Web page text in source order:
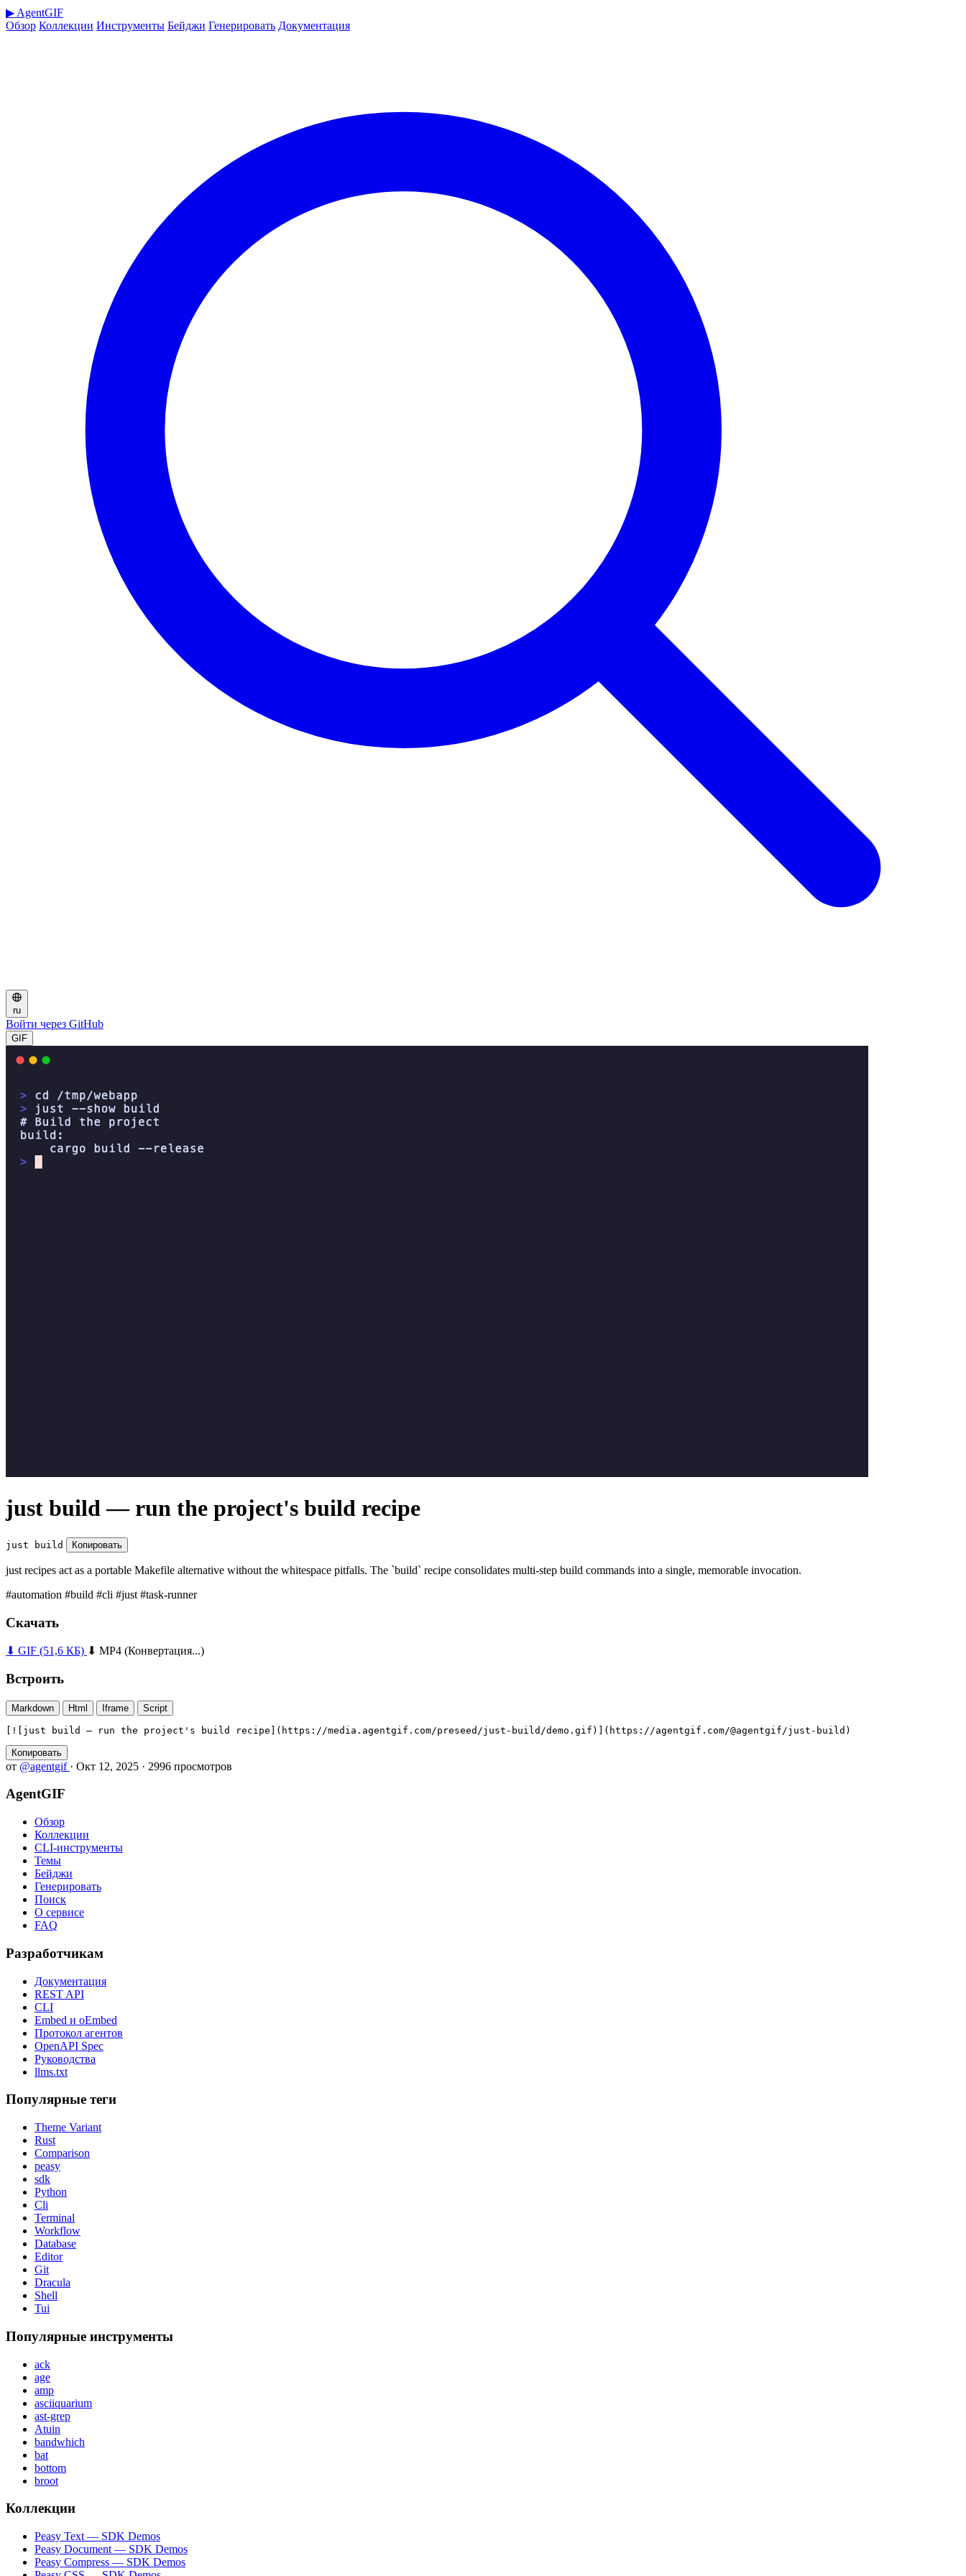
▶ AgentGIF
Обзор Коллекции Инструменты Бейджи Генерировать Документация
ru
Войти через GitHub
GIF
just build — run the project's build recipe
just build Копировать
just recipes act as a portable Makefile alternative without the whitespace pitfalls. The `build` recipe consolidates multi-step build commands into a single, memorable invocation.
#automation #build #cli #just #task-runner
Скачать
⬇ GIF (51,6 КБ) ⬇ MP4 (Конвертация...)
Встроить
Markdown Html Iframe Script
[![just build — run the project's build recipe](https://media.agentgif.com/preseed/just-build/demo.gif)](https://agentgif.com/@agentgif/just-build)
Копировать
от @agentgif · Окт 12, 2025 · 2996 просмотров
AgentGIF
Обзор
Коллекции
CLI-инструменты
Темы
Бейджи
Генерировать
Поиск
О сервисе
FAQ
Разработчикам
Документация
REST API
CLI
Embed и oEmbed
Протокол агентов
OpenAPI Spec
Руководства
llms.txt
Популярные теги
Theme Variant
Rust
Comparison
peasy
sdk
Python
Cli
Terminal
Workflow
Database
Editor
Git
Dracula
Shell
Tui
Популярные инструменты
ack
age
amp
asciiquarium
ast-grep
Atuin
bandwhich
bat
bottom
broot
Коллекции
Peasy Text — SDK Demos
Peasy Document — SDK Demos
Peasy Compress — SDK Demos